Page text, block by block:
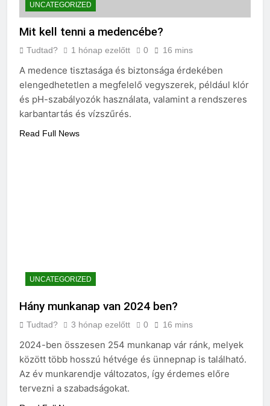
UNCATEGORIZED
Mit kell tenni a medencébe?
Tudtad? 1 hónap ezelőtt 0 16 mins
A medence tisztasága és biztonsága érdekében
elengedhetetlen a megfelelő vegyszerek, például klór
és pH-szabályozók használata, valamint a rendszeres
karbantartás és vízszűrés.
Read Full News
UNCATEGORIZED
Hány munkanap van 2024 ben?
Tudtad? 3 hónap ezelőtt 0 16 mins
2024-ben összesen 254 munkanap vár ránk, melyek
között több hosszú hétvége és ünnepnap is található.
Az év munkarendje változatos, így érdemes előre
tervezni a szabadságokat.